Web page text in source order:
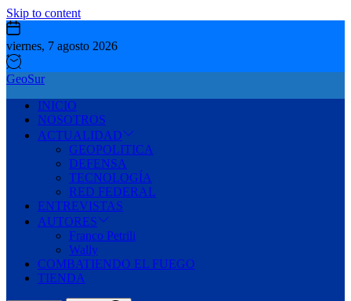
Skip to content
viernes, 7 agosto 2026
GeoSur
INICIO
NOSOTROS
ACTUALIDAD
GEOPOLITICA
DEFENSA
TECNOLOGÍA
RED FEDERAL
ENTREVISTAS
AUTORES
Franco Petrili
Wally
COMBATIENDO EL FUEGO
TIENDA